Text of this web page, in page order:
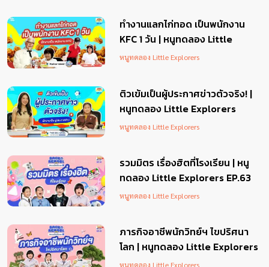
ทำงานแลกไก่ทอด เป็นพนักงาน
KFC 1 วัน | หนูทดลอง Little
Explorers EP.65
หนูทดลอง Little Explorers
ติวเข้มเป็นผู้ประกาศข่าวตัวจริง! |
หนูทดลอง Little Explorers
EP.64
หนูทดลอง Little Explorers
รวมมิตร เรื่องฮิตที่โรงเรียน | หนู
ทดลอง Little Explorers EP.63
หนูทดลอง Little Explorers
ภารกิจอาชีพนักวิทย์ฯ ไขปริศนา
โลก | หนูทดลอง Little Explorers
EP.62
หนูทดลอง Little Explorers